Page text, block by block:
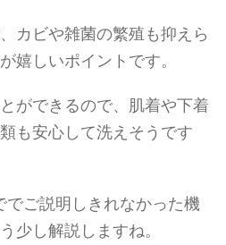
カビや雑菌の繁殖も抑えら
嬉しいポイントです。
ができるので、肌着や下着
も安心して洗えそうです
ご説明しきれなかった機
少し解説しますね。